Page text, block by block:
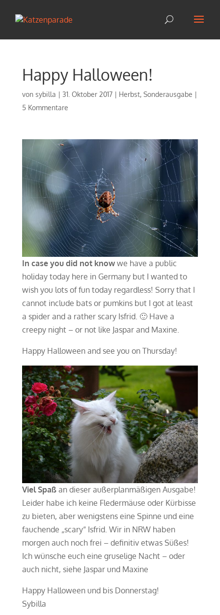
Happy Halloween!
von sybilla | 31. Oktober 2017| Herbst, Sonderausgabe |
5 Kommentare
In case you did not knowwe have a public
holiday today here in Germany but I wanted to
wish you lots of fun today regardless! Sorry that I
cannot include bats or pumkins but I got at least
a spider and a rather scary Isfrid. 🙂 Have a
creepy night – or not like Jaspar and Maxine.
Happy Halloween and see you on Thursday!
Viel Spaßan dieser außerplanmäßigen Ausgabe!
Leider habe ich keine Fledermäuse oder Kürbisse
zu bieten, aber wenigstens eine Spinne und eine
fauchende „scary“ Isfrid. Wir in NRW haben
morgen auch noch frei – definitiv etwas Süßes!
Ich wünsche euch eine gruselige Nacht – oder
auch nicht, siehe Jaspar und Maxine
Happy Halloween und bis Donnerstag!
Sybilla